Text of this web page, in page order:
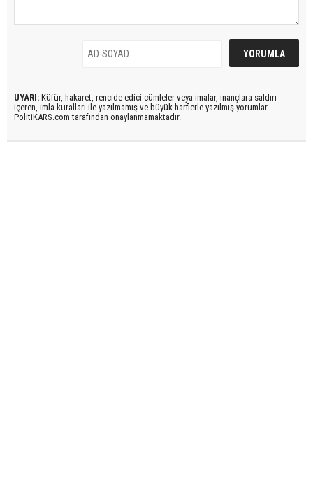
UYARI: Küfür, hakaret, rencide edici cümleler veya imalar, inançlara saldırı
içeren, imla kuralları ile yazılmamış ve büyük harflerle yazılmış yorumlar
PolitiKARS.com tarafından onaylanmamaktadır.